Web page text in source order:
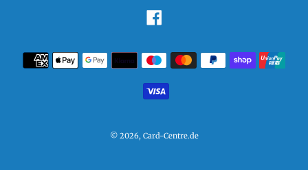
Zahlungsarten
© 2026, Card-Centre.de